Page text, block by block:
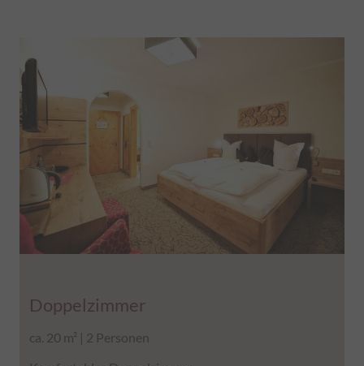
Doppelzimmer
ca. 20 m² | 2 Personen